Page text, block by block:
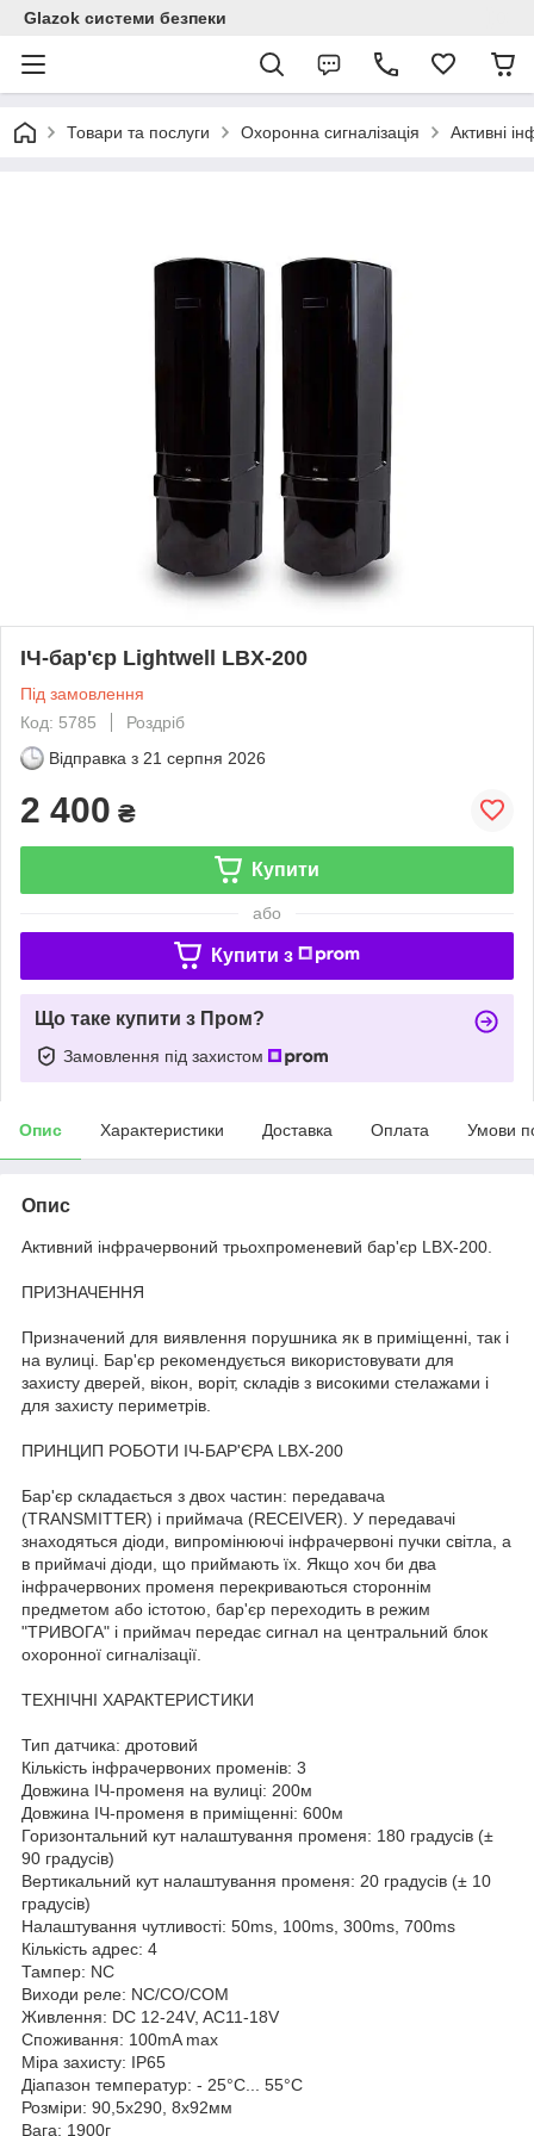
Glazok системи безпеки
Товари та послуги Охоронна сигналізація Активні
ІЧ-бар'єр Lightwell LBX-200
Під замовлення
Код: 5785
Роздріб
Відправка з 21 серпня 2026
2 400 ₴
Купити
або
Купити з
Що таке купити з Пром?
Замовлення під захистом
Опис Характеристики Доставка Оплата Умови
Опис
Активний інфрачервоний трьохпроменевий бар'єр LBX-200.
ПРИЗНАЧЕННЯ
Призначений для виявлення порушника як в приміщенні, так і
на вулиці. Бар'єр рекомендується використовувати для
захисту дверей, вікон, воріт, складів з високими стелажами і
для захисту периметрів.
ПРИНЦИП РОБОТИ ІЧ-БАР'ЄРА LBX-200
Бар'єр складається з двох частин: передавача
(TRANSMITTER) і приймача (RECEIVER). У передавачі
знаходяться діоди, випромінюючі інфрачервоні пучки світла, а
в приймачі діоди, що приймають їх. Якщо хоч би два
інфрачервоних променя перекриваються стороннім
предметом або істотою, бар'єр переходить в режим
"ТРИВОГА" і приймач передає сигнал на центральний блок
охоронної сигналізації.
ТЕХНІЧНІ ХАРАКТЕРИСТИКИ
Тип датчика: дротовий
Кількість інфрачервоних променів: 3
Довжина ІЧ-променя на вулиці: 200м
Довжина ІЧ-променя в приміщенні: 600м
Горизонтальний кут налаштування променя: 180 градусів (±
90 градусів)
Вертикальний кут налаштування променя: 20 градусів (± 10
градусів)
Налаштування чутливості: 50ms, 100ms, 300ms, 700ms
Кількість адрес: 4
Тампер: NC
Виходи реле: NC/CO/COM
Живлення: DC 12-24V, AC11-18V
Споживання: 100mA max
Міра захисту: IP65
Діапазон температур: - 25°C... 55°C
Розміри: 90,5х290, 8х92мм
Вага: 1900г